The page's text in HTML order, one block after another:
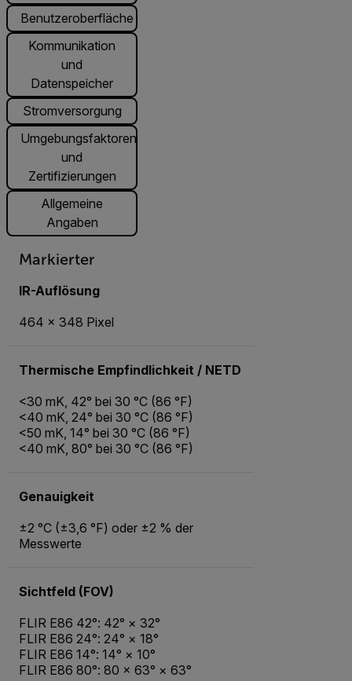
Benutzeroberfläche
Kommunikation
und
Datenspeicher
Stromversorgung
Umgebungsfaktoren
und
Zertifizierungen
Allgemeine
Angaben
Markierter
IR-Auflösung
464 × 348 Pixel
Thermische Empfindlichkeit / NETD
<30 mK, 42° bei 30 °C (86 °F)
<40 mK, 24° bei 30 °C (86 °F)
<50 mK, 14° bei 30 °C (86 °F)
<40 mK, 80° bei 30 °C (86 °F)
Genauigkeit
±2 °C (±3,6 °F) oder ±2 % der
Messwerte
Sichtfeld (FOV)
FLIR E86 42°: 42° × 32°
FLIR E86 24°: 24° × 18°
FLIR E86 14°: 14° × 10°
FLIR E86 80°: 80 × 63° × 63°